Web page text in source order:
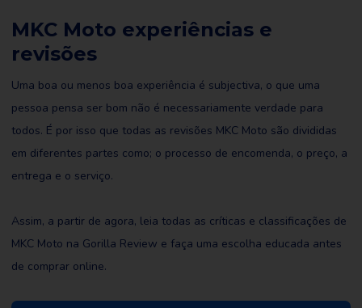
MKC Moto experiências e
revisões
Uma boa ou menos boa experiência é subjectiva, o que uma
pessoa pensa ser bom não é necessariamente verdade para
todos. É por isso que todas as revisões MKC Moto são divididas
em diferentes partes como; o processo de encomenda, o preço, a
entrega e o serviço.
Assim, a partir de agora, leia todas as críticas e classificações de
MKC Moto na Gorilla Review e faça uma escolha educada antes
de comprar online.